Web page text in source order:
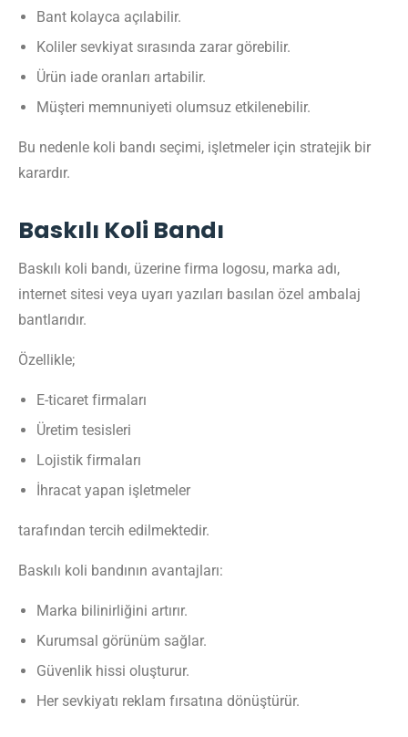
Bant kolayca açılabilir.
Koliler sevkiyat sırasında zarar görebilir.
Ürün iade oranları artabilir.
Müşteri memnuniyeti olumsuz etkilenebilir.
Bu nedenle koli bandı seçimi, işletmeler için stratejik bir
karardır.
Baskılı Koli Bandı
Baskılı koli bandı, üzerine firma logosu, marka adı,
internet sitesi veya uyarı yazıları basılan özel ambalaj
bantlarıdır.
Özellikle;
E-ticaret firmaları
Üretim tesisleri
Lojistik firmaları
İhracat yapan işletmeler
tarafından tercih edilmektedir.
Baskılı koli bandının avantajları:
Marka bilinirliğini artırır.
Kurumsal görünüm sağlar.
Güvenlik hissi oluşturur.
Her sevkiyatı reklam fırsatına dönüştürür.